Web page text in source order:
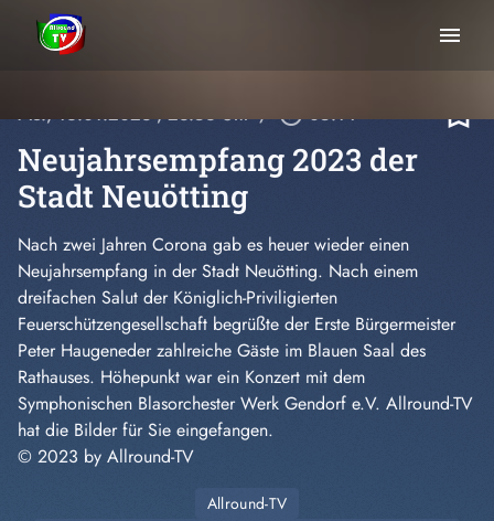
menu
Mo., 16.01.2023, 23:56 Uhr / play_circle_outline05:14 bookmark_border
Neujahrsempfang 2023 der
Stadt Neuötting
Nach zwei Jahren Corona gab es heuer wieder einen
Neujahrsempfang in der Stadt Neuötting. Nach einem
dreifachen Salut der Königlich-Priviligierten
Feuerschützengesellschaft begrüßte der Erste Bürgermeister
Peter Haugeneder zahlreiche Gäste im Blauen Saal des
Rathauses. Höhepunkt war ein Konzert mit dem
Symphonischen Blasorchester Werk Gendorf e.V. Allround-TV
hat die Bilder für Sie eingefangen.
© 2023 by Allround-TV
Allround-TV